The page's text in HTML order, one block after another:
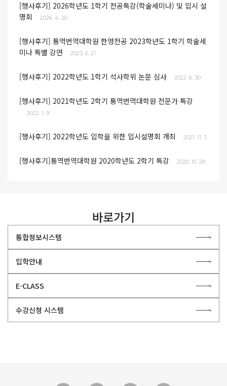
[행사후기] 2026학년도 1학기 전공특강(학술세미나) 및 입시 설
명회
2026. 4. 20
[행사후기] 통역번역대학원 한영전공 2023학년도 1학기 학술세
미나 특별 강연
2023. 6. 21
[행사후기] 2022학년도 1학기 석사학위 논문 심사 2022. 6. 30
[행사후기] 2021학년도 2학기 통역번역대학원 전문가 특강
2022. 1. 9
[행사후기] 2022학년도 입학을 위한 입시설명회 개최 2021. 11. 3
[행사후기]통역번역대학원 2020학년도 2학기 특강 2020. 10. 28
바로가기
통합정보시스템
입학안내
E-CLASS
수강신청 시스템